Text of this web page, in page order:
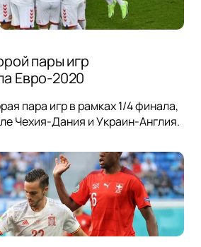
пары игр
Евро-2020
пара игр в рамках 1/4 финала,
Чехия-Дания и Украин-Англия.